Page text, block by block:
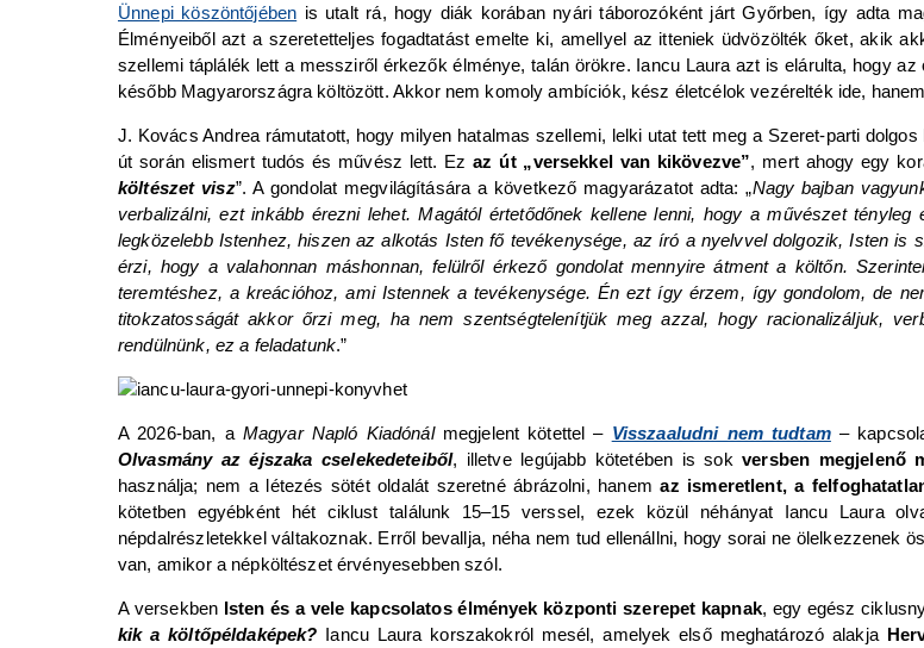
Ünnepi köszöntőjében is utalt rá, hogy diák korában nyári táborozóként járt Győrben, így adta
Élményeiből azt a szeretetteljes fogadtatást emelte ki, amellyel az itteniek üdvözölték őket, akik
szellemi táplálék lett a messziről érkezők élménye, talán örökre. Iancu Laura azt is elárulta, hogy
később Magyarországra költözött. Akkor nem komoly ambíciók, kész életcélok vezérelték ide,
J. Kovács Andrea rámutatott, hogy milyen hatalmas szellemi, lelki utat tett meg a Szeret-parti
út során elismert tudós és művész lett. Ez az út „versekkel van kikövezve”, mert ahogy egy
költészet visz”. A gondolat megvilágítására a következő magyarázatot adta: „Nagy bajban
verbalizálni, ezt inkább érezni lehet. Magától értetődőnek kellene lenni, hogy a művészet
legközelebb Istenhez, hiszen az alkotás Isten fő tevékenysége, az író a nyelvvel dolgozik, Isten
érzi, hogy a valahonnan máshonnan, felülről érkező gondolat mennyire átment a költőn.
teremtéshez, a kreációhoz, ami Istennek a tevékenysége. Én ezt így érzem, így gondolom, de
titokzatosságát akkor őrzi meg, ha nem szentségtelenítjük meg azzal, hogy racionalizáljuk,
rendülnünk, ez a feladatunk.”
A 2026-ban, a Magyar Napló Kiadónál megjelent kötettel – Visszaaludni nem tudtam–
Olvasmány az éjszaka cselekedeteiből, illetve legújabb kötetében is sokversben megjelenő
használja; nem a létezés sötét oldalát szeretné ábrázolni, hanemaz ismeretlent, a
kötetben egyébként hét ciklust találunk 15–15 verssel, ezek közül néhányat Iancu Laura
népdalrészletekkel váltakoznak. Erről bevallja, néha nem tud ellenállni, hogy sorai ne ölelkezzenek
van, amikor a népköltészet érvényesebben szól.
A versekben Isten és a vele kapcsolatos élmények központi szerepet kapnak, egy egész
kik a költőpéldaképek? Iancu Laura korszakokról mesél, amelyek első meghatározó alakja